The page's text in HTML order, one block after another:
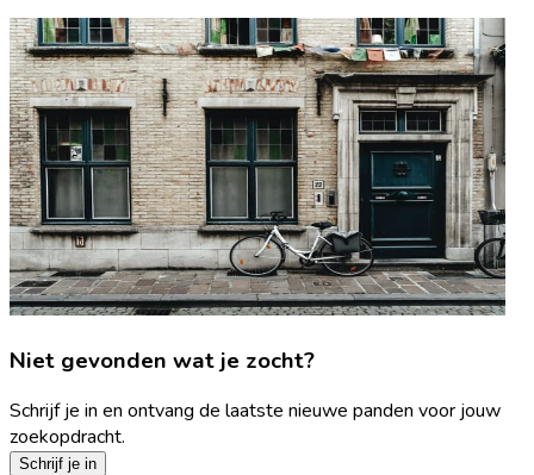
Niet gevonden wat je zocht?
Schrijf je in en ontvang de laatste nieuwe panden voor jouw
zoekopdracht.
Schrijf je in